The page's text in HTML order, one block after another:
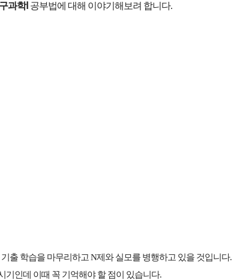
과학Ⅰ 공부법에 대해 이야기해보려 합니다.
출 학습을 마무리하고 N제와 실모를 병행하고 있을 것입니다.
기인데 이때 꼭 기억해야 할 점이 있습니다.